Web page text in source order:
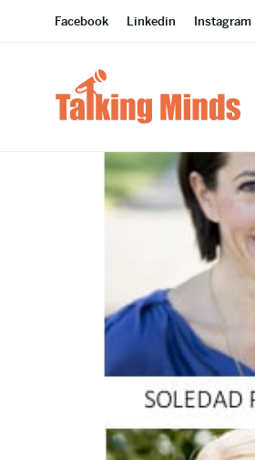
Facebook Linkedin Instagram